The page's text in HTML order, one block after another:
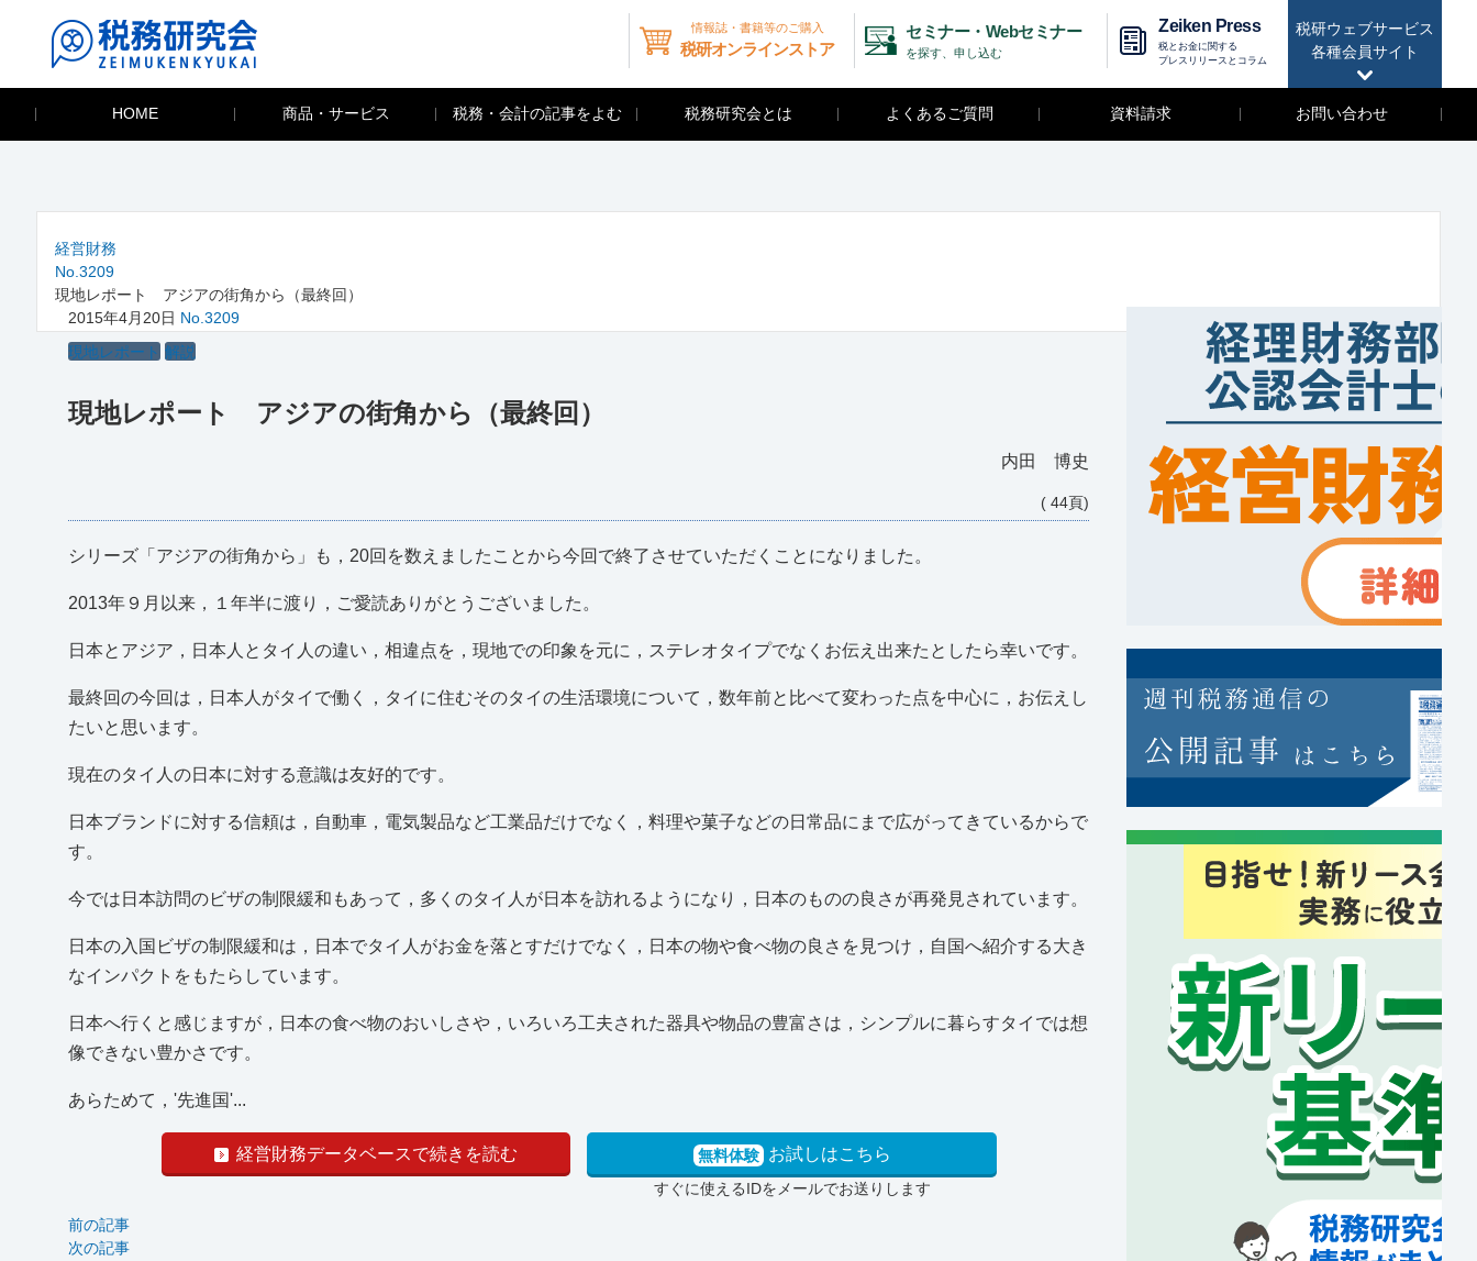
税研ウェブサービス
各種会員サイト
情報誌・書籍等のご購入
税研オンラインストア
セミナー・Webセミナー
を探す、申し込む
Zeiken Press
税とお金に関する
プレスリリースとコラム
HOME 商品・サービス 税務・会計の記事をよむ 税務研究会とは よくあるご質問 資料請求 お問い合わせ
経営財務
No.3209
現地レポート アジアの街角から（最終回）
2015年4月20日 No.3209
現地レポート 解説
現地レポート アジアの街角から（最終回）
内田 博史
( 44頁)
シリーズ「アジアの街角から」も，20回を数えましたことから今回で終了させていただくことになりました。
2013年９月以来，１年半に渡り，ご愛読ありがとうございました。
日本とアジア，日本人とタイ人の違い，相違点を，現地での印象を元に，ステレオタイプでなくお伝え出来たとしたら幸いです。
最終回の今回は，日本人がタイで働く，タイに住むそのタイの生活環境について，数年前と比べて変わった点を中心に，お伝えし
たいと思います。
現在のタイ人の日本に対する意識は友好的です。
日本ブランドに対する信頼は，自動車，電気製品など工業品だけでなく，料理や菓子などの日常品にまで広がってきているからで
す。
今では日本訪問のビザの制限緩和もあって，多くのタイ人が日本を訪れるようになり，日本のものの良さが再発見されています。
日本の入国ビザの制限緩和は，日本でタイ人がお金を落とすだけでなく，日本の物や食べ物の良さを見つけ，自国へ紹介する大き
なインパクトをもたらしています。
日本へ行くと感じますが，日本の食べ物のおいしさや，いろいろ工夫された器具や物品の豊富さは，シンプルに暮らすタイでは想
像できない豊かさです。
あらためて，'先進国'...
経営財務データベースで続きを読む 無料体験 お試しはこちら
すぐに使えるIDをメールでお送りします
前の記事
次の記事